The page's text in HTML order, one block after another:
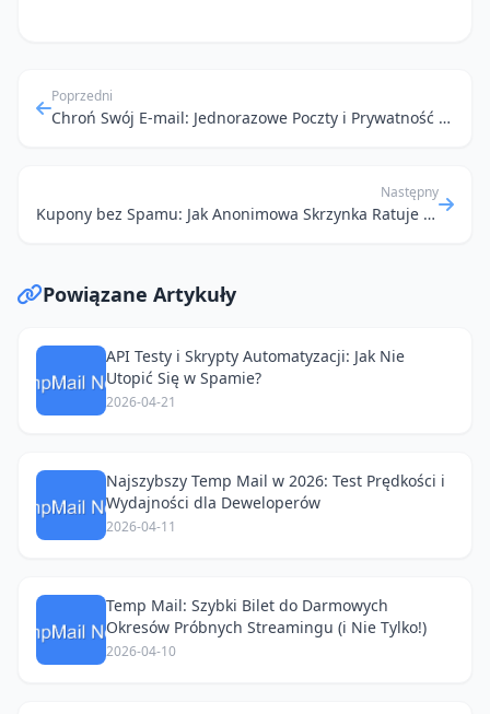
Poprzedni
Chroń Swój E-mail: Jednorazowe Poczty i Prywatność w E-commerce Międzynarodowym
Następny
Kupony bez Spamu: Jak Anonimowa Skrzynka Ratuje Mój Inbox
Powiązane Artykuły
API Testy i Skrypty Automatyzacji: Jak Nie
Utopić Się w Spamie?
2026-04-21
Najszybszy Temp Mail w 2026: Test Prędkości i
Wydajności dla Deweloperów
2026-04-11
Temp Mail: Szybki Bilet do Darmowych
Okresów Próbnych Streamingu (i Nie Tylko!)
2026-04-10